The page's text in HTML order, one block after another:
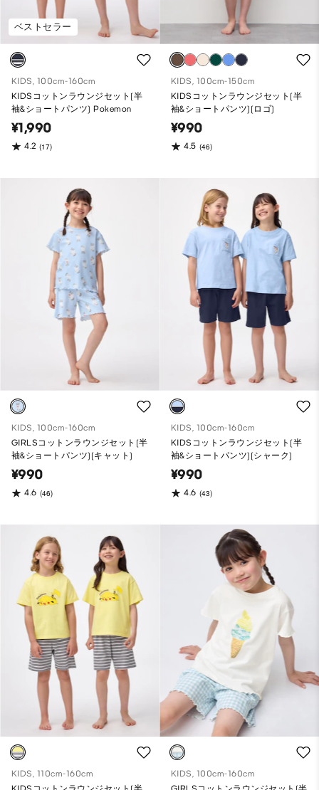
ベストセラー
KIDS, 100cm-160cm
KIDSコットンラウンジセット(半
袖&ショートパンツ) Pokemon
¥1,990
4.2 (17)
KIDS, 100cm-150cm
KIDSコットンラウンジセット(半
袖&ショートパンツ)(ロゴ)
¥990
4.5 (46)
KIDS, 100cm-160cm
GIRLSコットンラウンジセット(半
袖&ショートパンツ)(キャット)
¥990
4.6 (46)
KIDS, 100cm-160cm
KIDSコットンラウンジセット(半
袖&ショートパンツ)(シャーク)
¥990
4.6 (43)
KIDS, 110cm-160cm
KIDS, 100cm-160cm